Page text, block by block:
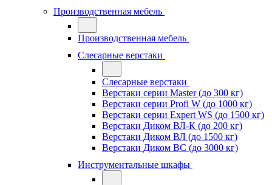
Производственная мебель
Производственная мебель
Слесарные верстаки
Слесарные верстаки
Верстаки серии Master (до 300 кг)
Верстаки серии Profi W (до 1000 кг)
Верстаки серии Expert WS (до 1500 кг)
Верстаки Диком ВЛ-К (до 200 кг)
Верстаки Диком ВЛ (до 1500 кг)
Верстаки Диком ВС (до 3000 кг)
Инструментальные шкафы